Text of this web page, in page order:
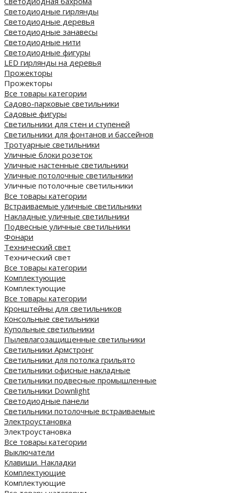
Светодиодные гирлянды
Светодиодные деревья
Светодиодные занавесы
Светодиодные нити
Светодиодные фигуры
LED гирлянды на деревья
Прожекторы
Прожекторы
Все товары категории
Садово-парковые светильники
Садовые фигуры
Светильники для стен и ступеней
Светильники для фонтанов и бассейнов
Тротуарные светильники
Уличные блоки розеток
Уличные настенные светильники
Уличные потолочные светильники
Уличные потолочные светильники
Все товары категории
Встраиваемые уличные светильники
Накладные уличные светильники
Подвесные уличные светильники
Фонари
Технический свет
Технический свет
Все товары категории
Комплектующие
Комплектующие
Все товары категории
Кронштейны для светильников
Консольные светильники
Купольные светильники
Пылевлагозащищенные светильники
Светильники Армстронг
Светильники для потолка грильято
Светильники офисные накладные
Светильники подвесные промышленные
Светильники Downlight
Светодиодные панели
Cветильники потолочные встраиваемые
Электроустановка
Электроустановка
Все товары категории
Выключатели
Клавиши. Накладки
Комплектующие
Комплектующие